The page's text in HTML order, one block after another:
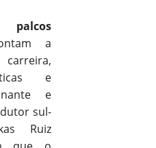
palcos
a
e
e
sul-
Ruiz